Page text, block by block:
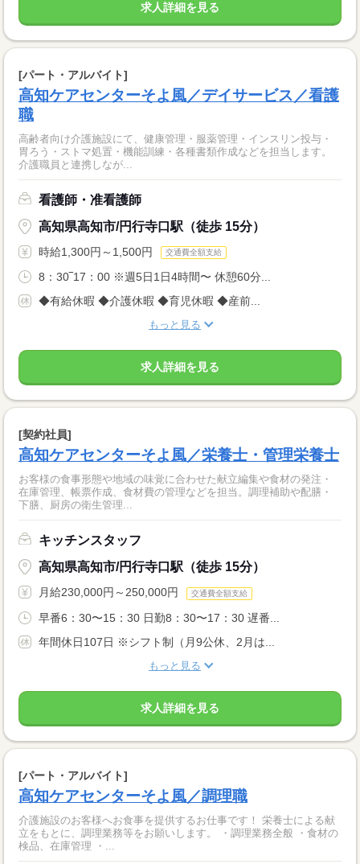
求人詳細を見る
[パート・アルバイト]
高知ケアセンターそよ風／デイサービス／看護
職
高齢者向け介護施設にて、健康管理・服薬管理・インスリン投与・
胃ろう・ストマ処置・機能訓練・各種書類作成などを担当します。
介護職員と連携しなが...
看護師・准看護師
高知県高知市/円行寺口駅（徒歩 15分）
時給1,300円～1,500円 交通費全額支給
8：30‾17：00 ※週5日1日4時間〜 休憩60分...
◆有給休暇 ◆介護休暇 ◆育児休暇 ◆産前...
もっと見る
求人詳細を見る
[契約社員]
高知ケアセンターそよ風／栄養士・管理栄養士
お客様の食事形態や地域の味覚に合わせた献立編集や食材の発注・
在庫管理、帳票作成、食材費の管理などを担当。調理補助や配膳・
下膳、厨房の衛生管理...
キッチンスタッフ
高知県高知市/円行寺口駅（徒歩 15分）
月給230,000円～250,000円 交通費全額支給
早番6：30〜15：30 日勤8：30〜17：30 遅番...
年間休日107日 ※シフト制（月9公休、2月は...
もっと見る
求人詳細を見る
[パート・アルバイト]
高知ケアセンターそよ風／調理職
介護施設のお客様へお食事を提供するお仕事です！ 栄養士による献
立をもとに、調理業務等をお願いします。 ・調理業務全般 ・食材の
検品、在庫管理 ・...